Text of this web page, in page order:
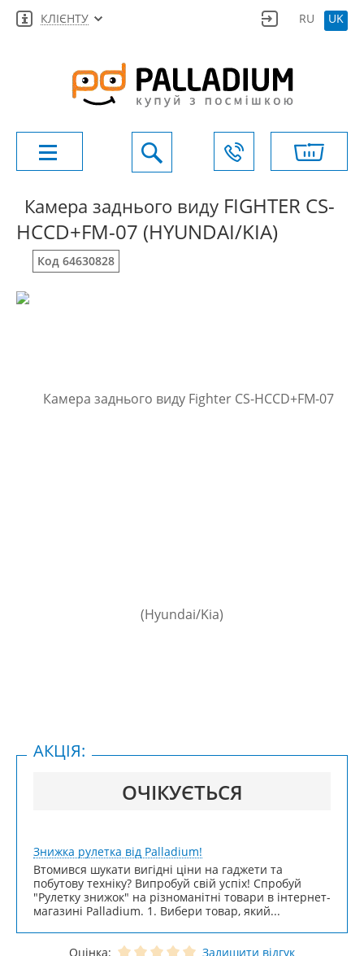
КЛІЄНТУ RU UK
Камера заднього виду FIGHTER CS-
HCCD+FM-07 (HYUNDAI/KIA)
Код 64630828
ОЧІКУЄТЬСЯ
АКЦІЯ:
Знижка рулетка від Palladium!
Втомився шукати вигідні ціни на гаджети та
побутову техніку? Випробуй свій успіх! Спробуй
"Рулетку знижок" на різноманітні товари в інтернет-
магазині Palladium. 1. Вибери товар, який...
Оцінка: Залишити відгук